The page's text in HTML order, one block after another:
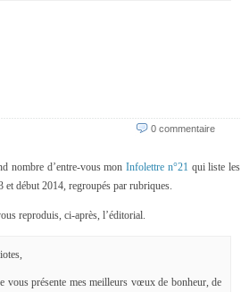
0 commentaire
nombre d’entre-vous monInfolettre n°21 qui liste les
et début 2014, regroupés par rubriques.
reproduis, ci-après, l’éditorial.
vous présente mes meilleurs vœux de bonheur, de